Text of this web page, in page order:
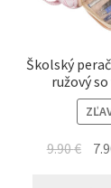
Školský
ružový
9.90€